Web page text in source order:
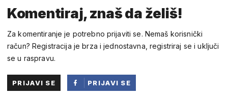
Komentiraj, znaš da želiš!
Za komentiranje je potrebno prijaviti se. Nemaš korisnički
račun? Registracija je brza i jednostavna, registriraj se i uključi
se u raspravu.
PRIJAVI SE
PRIJAVI SE